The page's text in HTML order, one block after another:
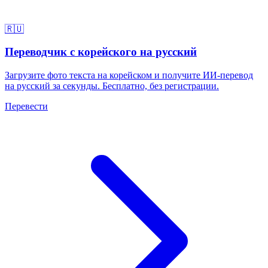
🇷🇺
Переводчик с корейского на русский
Загрузите фото текста на корейском и получите ИИ-перевод
на русский за секунды. Бесплатно, без регистрации.
Перевести